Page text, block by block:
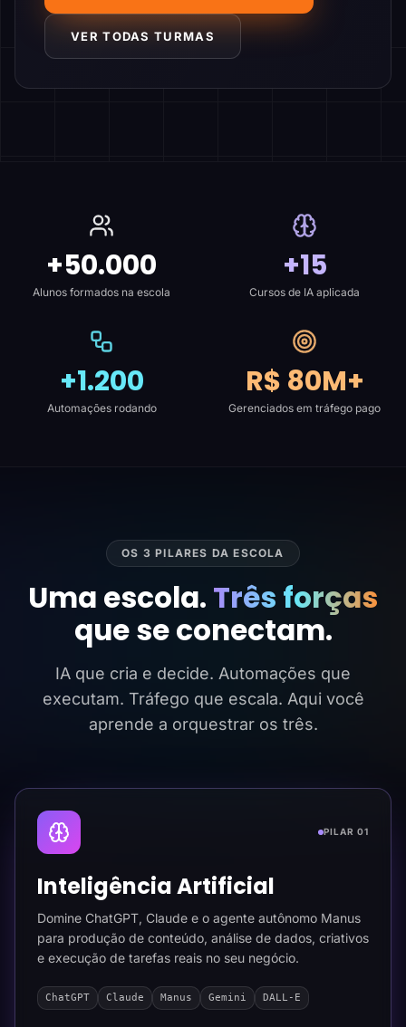
VER TODAS TURMAS
+50.000
Alunos formados na escola
+15
Cursos de IA aplicada
+1.200
Automações rodando
R$ 80M+
Gerenciados em tráfego pago
OS 3 PILARES DA ESCOLA
Uma escola. Três forças
que se conectam.
IA que cria e decide. Automações que
executam. Tráfego que escala. Aqui você
aprende a orquestrar os três.
PILAR 01
Inteligência Artificial
Domine ChatGPT, Claude e o agente autônomo Manus
para produção de conteúdo, análise de dados, criativos
e execução de tarefas reais no seu negócio.
ChatGPT Claude Manus Gemini DALL-E